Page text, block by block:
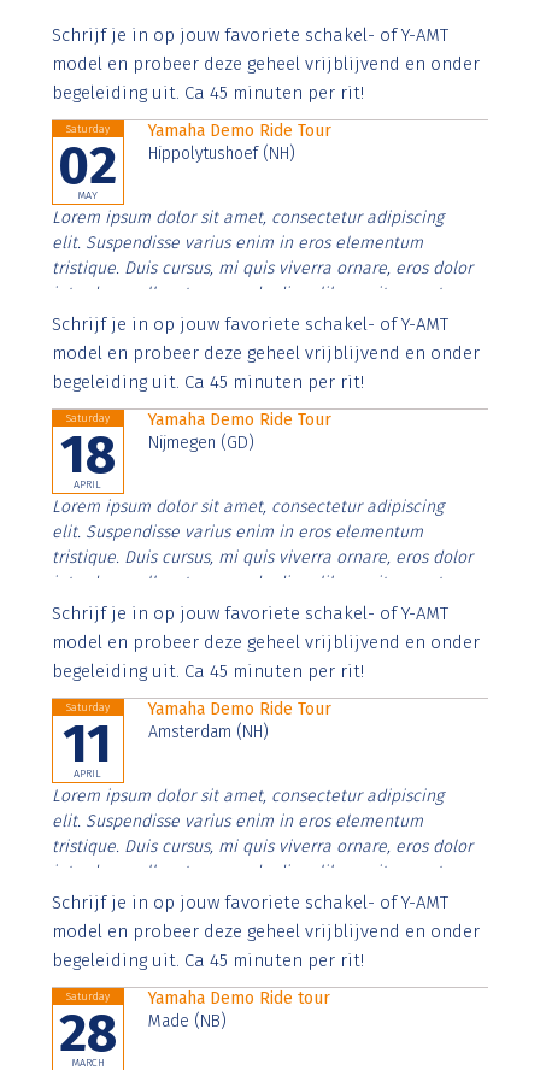
interdum nulla, ut commodo diam libero vitae erat.
Aenean faucibus nibh et justo cursus id rutrum lorem
imperdiet. Nunc ut sem vitae risus tristique posuere.
Schrijf je in op jouw favoriete schakel- of Y-AMT
model en probeer deze geheel vrijblijvend en onder
begeleiding uit. Ca 45 minuten per rit!
Saturday
02
MAY
Yamaha Demo Ride Tour
Hippolytushoef (NH)
Lorem ipsum dolor sit amet, consectetur adipiscing
elit. Suspendisse varius enim in eros elementum
tristique. Duis cursus, mi quis viverra ornare, eros dolor
interdum nulla, ut commodo diam libero vitae erat.
Aenean faucibus nibh et justo cursus id rutrum lorem
imperdiet. Nunc ut sem vitae risus tristique posuere.
Schrijf je in op jouw favoriete schakel- of Y-AMT
model en probeer deze geheel vrijblijvend en onder
begeleiding uit. Ca 45 minuten per rit!
Saturday
18
APRIL
Yamaha Demo Ride Tour
Nijmegen (GD)
Lorem ipsum dolor sit amet, consectetur adipiscing
elit. Suspendisse varius enim in eros elementum
tristique. Duis cursus, mi quis viverra ornare, eros dolor
interdum nulla, ut commodo diam libero vitae erat.
Aenean faucibus nibh et justo cursus id rutrum lorem
imperdiet. Nunc ut sem vitae risus tristique posuere.
Schrijf je in op jouw favoriete schakel- of Y-AMT
model en probeer deze geheel vrijblijvend en onder
begeleiding uit. Ca 45 minuten per rit!
Saturday
11
APRIL
Yamaha Demo Ride Tour
Amsterdam (NH)
Lorem ipsum dolor sit amet, consectetur adipiscing
elit. Suspendisse varius enim in eros elementum
tristique. Duis cursus, mi quis viverra ornare, eros dolor
interdum nulla, ut commodo diam libero vitae erat.
Aenean faucibus nibh et justo cursus id rutrum lorem
imperdiet. Nunc ut sem vitae risus tristique posuere.
Schrijf je in op jouw favoriete schakel- of Y-AMT
model en probeer deze geheel vrijblijvend en onder
begeleiding uit. Ca 45 minuten per rit!
Saturday
28
MARCH
Yamaha Demo Ride tour
Made (NB)